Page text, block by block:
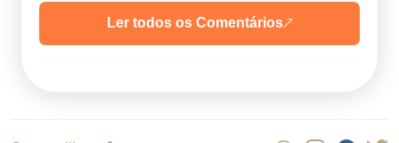
Ler todos os Comentários